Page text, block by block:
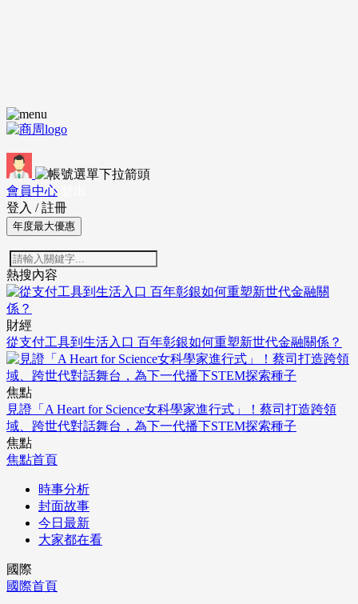
會員中心
登入 / 註冊
年度最大優惠
熱搜內容
財經
從支付工具到生活入口 百年彰銀如何重塑新世代金融關係？
焦點
見證「A Heart for Science女科學家進行式」！蔡司打造跨領
域、跨世代對話舞台，為下一代播下STEM探索種子
焦點
焦點首頁
時事分析
封面故事
今日最新
大家都在看
國際
國際首頁